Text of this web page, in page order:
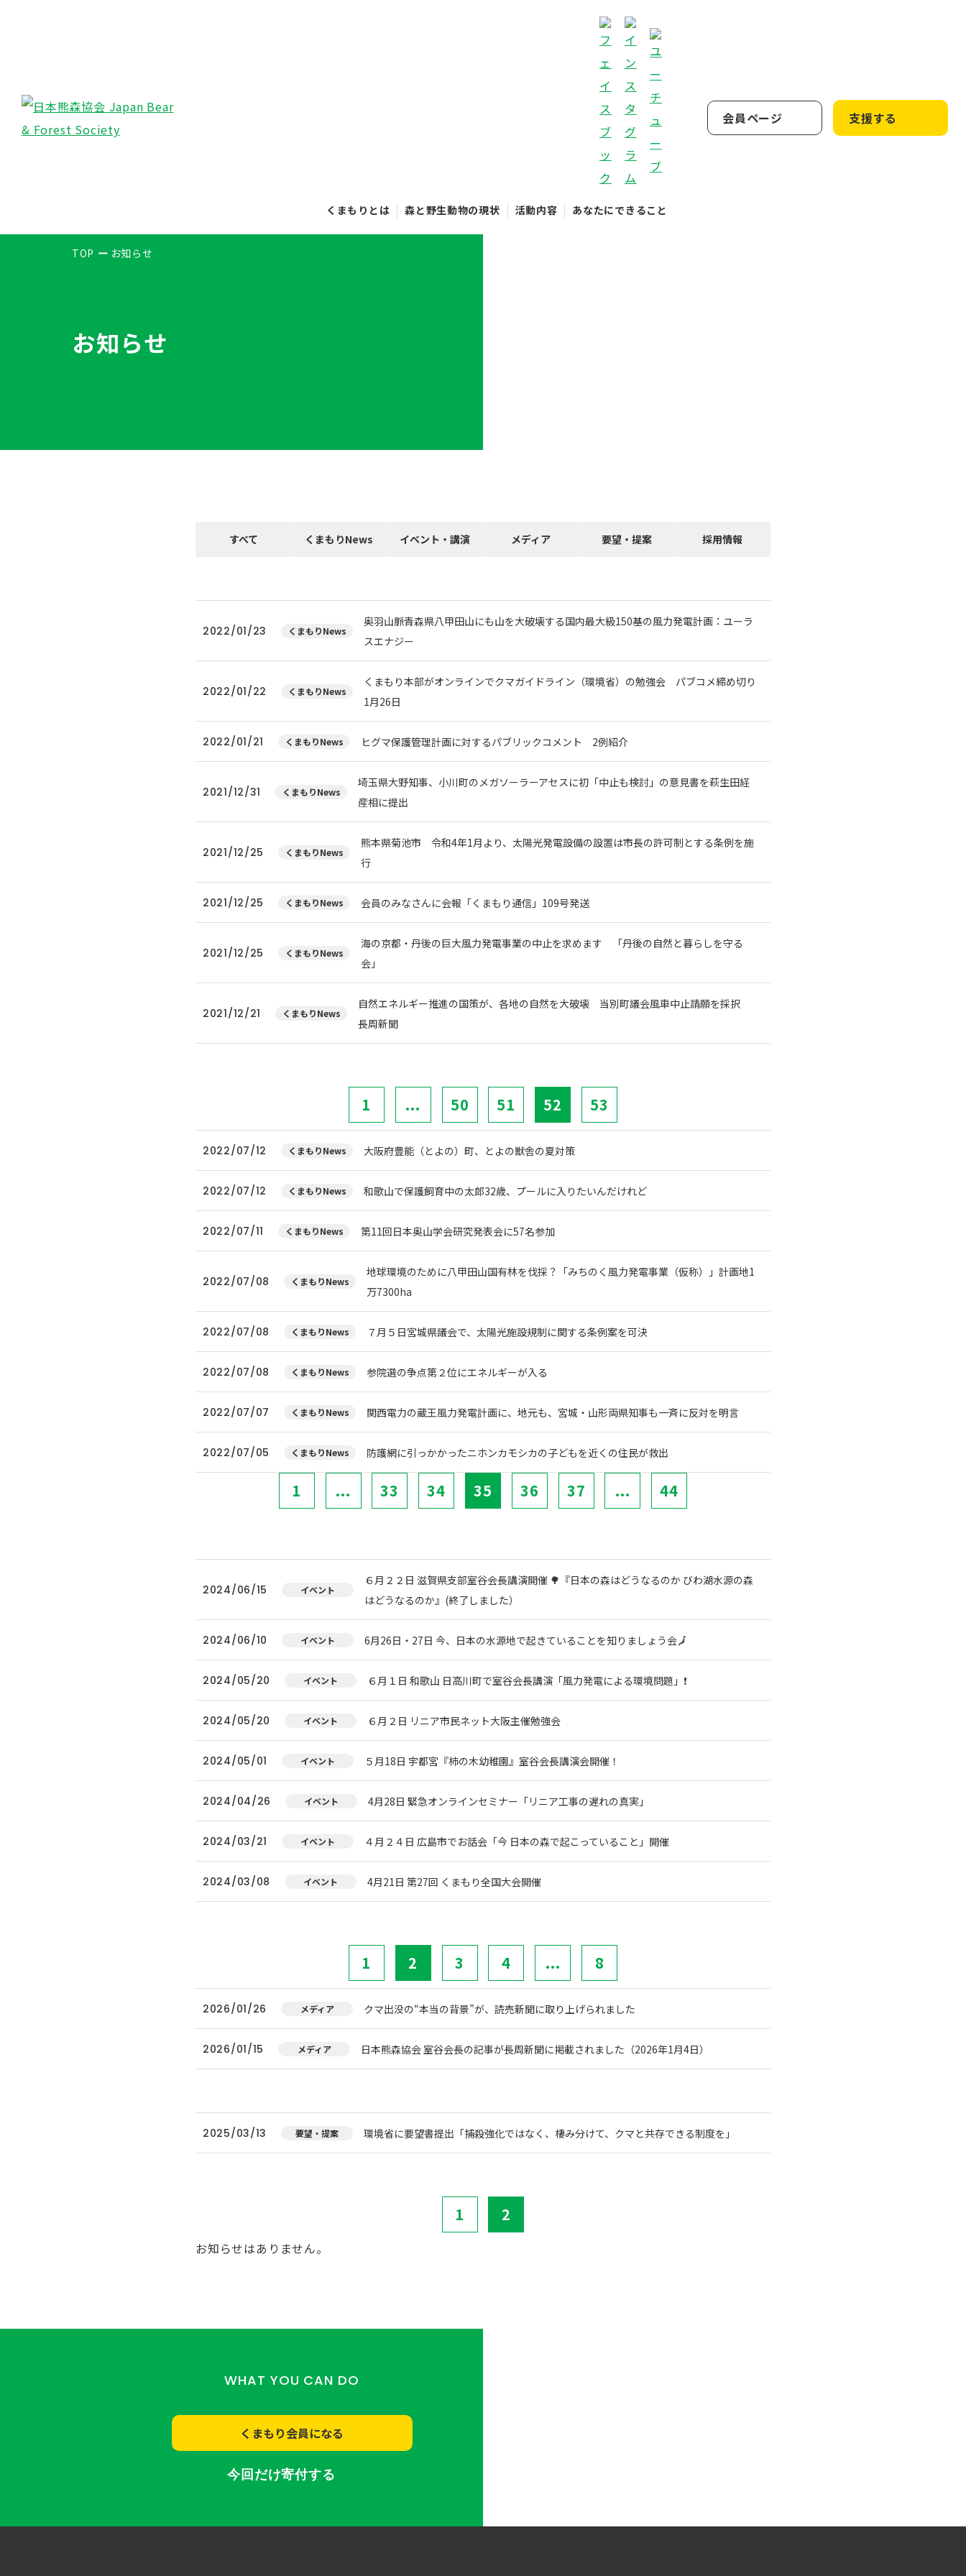
くまもりとは 森と野生動物の現状 活動内容 あなたにできること
会員ページ 支援する
TOP お知らせ
お知らせ
すべて くまもりNews イベント・講演 メディア 要望・提案 採用情報
2022/01/23 くまもりNews
奥羽山脈青森県八甲田山にも山を大破壊する国内最大級150基の風力発電計画：ユーラ
スエナジー
2022/01/22 くまもりNews
くまもり本部がオンラインでクマガイドライン（環境省）の勉強会 パブコメ締め切り
1月26日
2022/01/21 くまもりNews ヒグマ保護管理計画に対するパブリックコメント 2例紹介
2021/12/31 くまもりNews
埼玉県大野知事、小川町のメガソーラーアセスに初「中止も検討」の意見書を萩生田経
産相に提出
2021/12/25 くまもりNews
熊本県菊池市 令和4年1月より、太陽光発電設備の設置は市長の許可制とする条例を施
行
2021/12/25 くまもりNews 会員のみなさんに会報「くまもり通信」109号発送
2021/12/25 くまもりNews
海の京都・丹後の巨大風力発電事業の中止を求めます 「丹後の自然と暮らしを守る
会」
2021/12/21 くまもりNews
自然エネルギー推進の国策が、各地の自然を大破壊 当別町議会風車中止請願を採択
長周新聞
1 ... 50 51 52 53
2022/07/12 くまもりNews 大阪府豊能（とよの）町、とよの獣舎の夏対策
2022/07/12 くまもりNews 和歌山で保護飼育中の太郎32歳、プールに入りたいんだけれど
2022/07/11 くまもりNews 第11回日本奥山学会研究発表会に57名参加
2022/07/08 くまもりNews
地球環境のために八甲田山国有林を伐採？「みちのく風力発電事業（仮称）」計画地1
万7300ha
2022/07/08 くまもりNews ７月５日宮城県議会で、太陽光施設規制に関する条例案を可決
2022/07/08 くまもりNews 参院選の争点第２位にエネルギーが入る
2022/07/07 くまもりNews 関西電力の蔵王風力発電計画に、地元も、宮城・山形両県知事も一斉に反対を明言
2022/07/05 くまもりNews 防護網に引っかかったニホンカモシカの子どもを近くの住民が救出
1 ... 33 34 35 36 37 ... 44
2024/06/15 イベント
６月２２日 滋賀県支部室谷会長講演開催 🌳『日本の森はどうなるのか びわ湖水源の森
はどうなるのか』(終了しました）
2024/06/10 イベント 6月26日・27日 今、日本の水源地で起きていることを知りましょう会🗾
2024/05/20 イベント ６月１日 和歌山 日高川町で室谷会長講演「風力発電による環境問題」❗
2024/05/20 イベント ６月２日 リニア市民ネット大阪主催勉強会
2024/05/01 イベント ５月18日 宇都宮『柿の木幼稚園』室谷会長講演会開催！
2024/04/26 イベント 4月28日 緊急オンラインセミナー「リニア工事の遅れの真実」
2024/03/21 イベント ４月２４日 広島市でお話会「今 日本の森で起こっていること」開催
2024/03/08 イベント 4月21日 第27回 くまもり全国大会開催
1 2 3 4 ... 8
2026/01/26 メディア クマ出没の“本当の背景”が、読売新聞に取り上げられました
2026/01/15 メディア 日本熊森協会 室谷会長の記事が長周新聞に掲載されました（2026年1月4日）
2025/03/13 要望・提案 環境省に要望書提出「捕殺強化ではなく、棲み分けて、クマと共存できる制度を」
1 2
お知らせはありません。
WHAT YOU CAN DO
くまもり会員になる
今回だけ寄付する